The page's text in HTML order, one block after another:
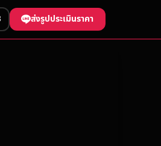
ส่งรูปประเมินราคา